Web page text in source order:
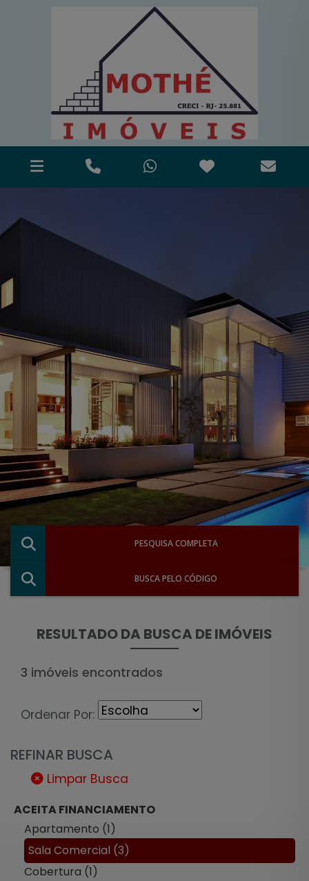
PESQUISA COMPLETA
BUSCA PELO CÓDIGO
RESULTADO DA BUSCA DE IMÓVEIS
3 imóveis encontrados
Ordenar Por:
REFINAR BUSCA
Limpar Busca
ACEITA FINANCIAMENTO
Apartamento (1)
Sala Comercial (3)
Cobertura (1)